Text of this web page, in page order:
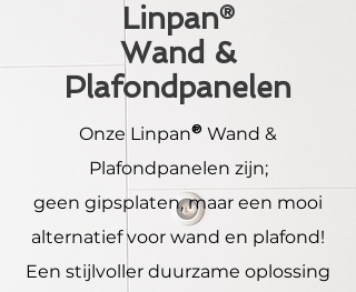
Linpan®
Wand &
Plafondpanelen
Onze Linpan® Wand &
Plafondpanelen zijn;
geen gipsplaten, maar een mooi
alternatief voor wand en plafond!
Een stijlvoller duurzame oplossing